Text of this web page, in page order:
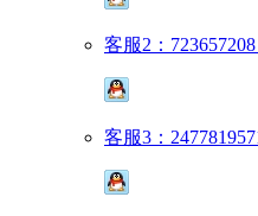
客服2：
客服3：